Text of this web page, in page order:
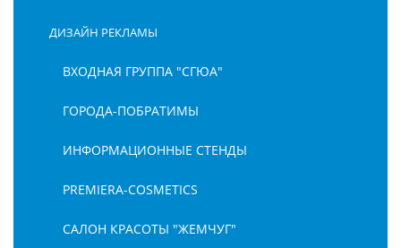
ДИЗАЙН РЕКЛАМЫ
ВХОДНАЯ ГРУППА "СГЮА"
ГОРОДА-ПОБРАТИМЫ
ИНФОРМАЦИОННЫЕ СТЕНДЫ
PREMIERA-COSMETICS
САЛОН КРАСОТЫ "ЖЕМЧУГ"